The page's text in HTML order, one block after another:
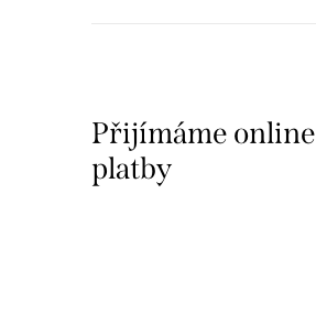
Přijímáme online
platby